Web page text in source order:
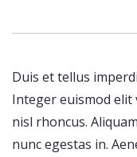
Duis et tellus
Integer euismod elit
nisl rhoncus.
nunc egestas in.